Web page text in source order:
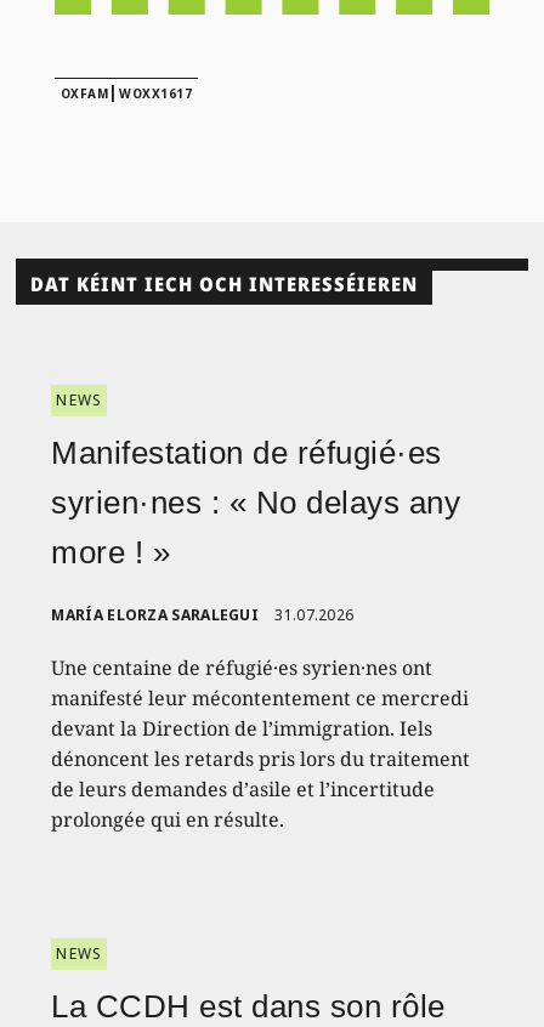
OXFAM |WOXX1617
DAT KÉINT IECH OCH INTERESSÉIEREN
NEWS
Manifestation de réfugié·es
syrien·nes : « No delays any
more ! »
MARÍA ELORZA SARALEGUI 31.07.2026
Une centaine de réfugié·es syrien·nes ont
manifesté leur mécontentement ce mercredi
devant la Direction de l’immigration. Iels
dénoncent les retards pris lors du traitement
de leurs demandes d’asile et l’incertitude
prolongée qui en résulte.
NEWS
La CCDH est dans son rôle